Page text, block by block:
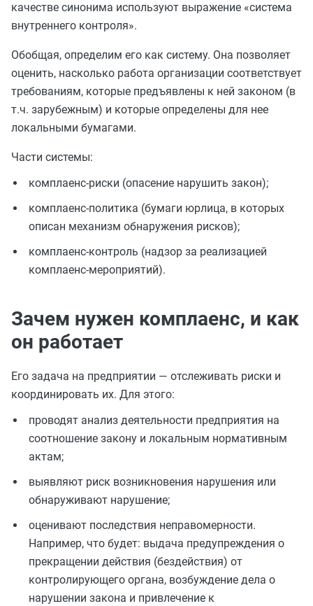
качестве синонима используют выражение «система
внутреннего контроля».
Обобщая, определим его как систему. Она позволяет
оценить, насколько работа организации соответствует
требованиям, которые предъявлены к ней законом (в
т.ч. зарубежным) и которые определены для нее
локальными бумагами.
Части системы:
комплаенс-риски (опасение нарушить закон);
комплаенс-политика (бумаги юрлица, в которых
описан механизм обнаружения рисков);
комплаенс-контроль (надзор за реализацией
комплаенс-мероприятий).
Зачем нужен комплаенс, и как
он работает
Его задача на предприятии — отслеживать риски и
координировать их. Для этого:
проводят анализ деятельности предприятия на
соотношение закону и локальным нормативным
актам;
выявляют риск возникновения нарушения или
обнаруживают нарушение;
оценивают последствия неправомерности.
Например, что будет: выдача предупреждения о
прекращении действия (бездействия) от
контролирующего органа, возбуждение дела о
нарушении закона и привлечение к